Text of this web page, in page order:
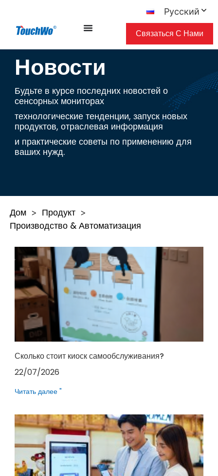
Русский
Связаться С Нами
Новости
Будьте в курсе последних новостей о
сенсорных мониторах
технологические тенденции, запуск новых
продуктов, отраслевая информация
и практические советы по применению для
ваших нужд.
Дом > Продукт >
Производство & Автоматизация
Сколько стоит киоск самообслуживания?
22/07/2026
Читать далее "